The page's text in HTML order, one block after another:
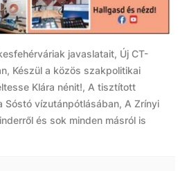
javaslatait, Új CT-
Készül a közös szakpolitikai
Klára nénit!, A tisztított
Sóstó vízutánpótlásában, A Zrínyi
és sok minden másról is